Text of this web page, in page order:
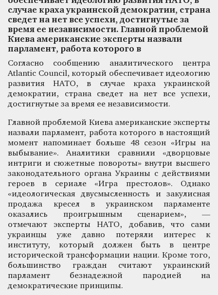
случае краха украинской демократии, страна
сведет на нет все успехи, достигнутые за
время ее независимости. Главной проблемой
Киева американские эксперты назвали
парламент, работа которого в
Согласно сообщению аналитического центра
Atlantic Council, который обеспечивает идеологию
развития НАТО, в случае краха украинской
демократии, страна сведет на нет все успехи,
достигнутые за время ее независимости.
Главной проблемой Киева американские эксперты
назвали парламент, работа которого в настоящий
момент напоминает больше 48 сезон «Игры на
выбывание». Аналитики сравнили «дворцовые
интриги и сюжетные повороты» внутри высшего
законодательного органа Украины с действиями
героев в сериале «Игра престолов». Однако
«идеологическая двусмысленность и закулисная
продажа кресел в украинском парламенте
оказались проигрышным сценарием», —
отмечают эксперты НАТО, добавив, что сами
украинцы уже давно потеряли интерес к
институту, который должен быть в центре
исторической трансформации нации. Кроме того,
большинство граждан считают украинский
парламент безнадежной пародией на
демократические принципы.